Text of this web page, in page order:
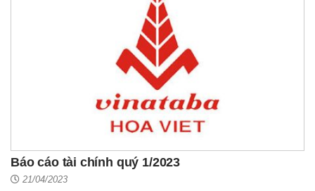
Báo cáo tài chính quý 1/2023
21/04/2023